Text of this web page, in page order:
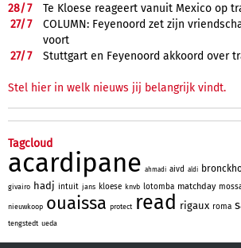
28/7
Te Kloese reageert vanuit Mexico op
27/7
COLUMN: Feyenoord zet zijn
voort
27/7 Stuttgart en Feyenoord akkoord over
Stel hier in welk nieuws jij belangrijk vindt.
Tagcloud
acardipane ahmadi aivd aldi
givairo hadj intuit jans kloese knvb lotomba matchday
nieuwkoop ouaissa protect read rigaux roma
tengstedt ueda